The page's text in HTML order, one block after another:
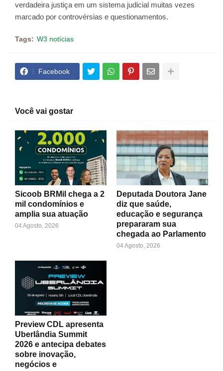
verdadeira justiça em um sistema judicial muitas vezes
marcado por controvérsias e questionamentos.
Tags: W3 notícias
Facebook
Você vai gostar
Sicoob BRMil chega a 2
mil condomínios e
amplia sua atuação
04 Agosto, 2026
Deputada Doutora Jane
diz que saúde,
educação e segurança
prepararam sua
chegada ao Parlamento
04 Agosto, 2026
Preview CDL apresenta
Uberlândia Summit
2026 e antecipa debates
sobre inovação,
negócios e